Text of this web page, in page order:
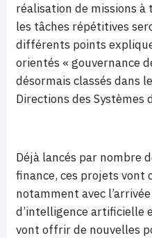
réalisation de missions
les tâches répétitives
différents points
orientés « gouvernance
désormais classés dans
Directions des Systèmes
Déjà lancés par nombre
finance, ces projets vont
notamment avec
d’intelligence artificielle
vont offrir de nouvelles